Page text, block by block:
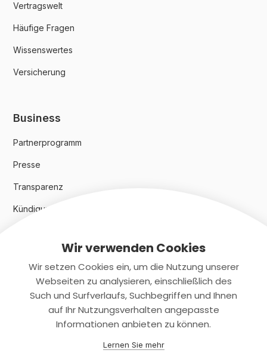
Vertragswelt
Häufige Fragen
Wissenswertes
Versicherung
Business
Partnerprogramm
Presse
Transparenz
Kündigungsindex 2024
Rechtliches
Datenschutz
Wir verwenden Cookies
Wir setzen Cookies ein, um die Nutzung unserer
Webseiten zu analysieren, einschließlich des
Such und Surfverlaufs, Suchbegriffen und Ihnen
auf Ihr Nutzungsverhalten angepasste
Informationen anbieten zu können.
Lernen Sie mehr